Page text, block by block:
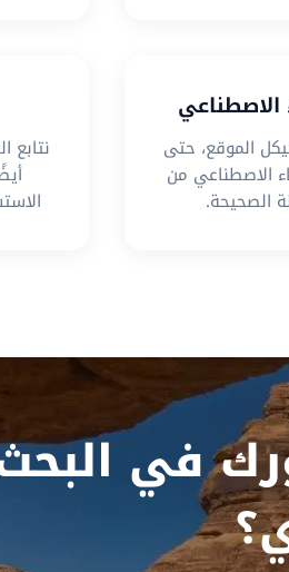
الموقع، حتى
الاصطناعي من
الصحيحة.
نتابع
في